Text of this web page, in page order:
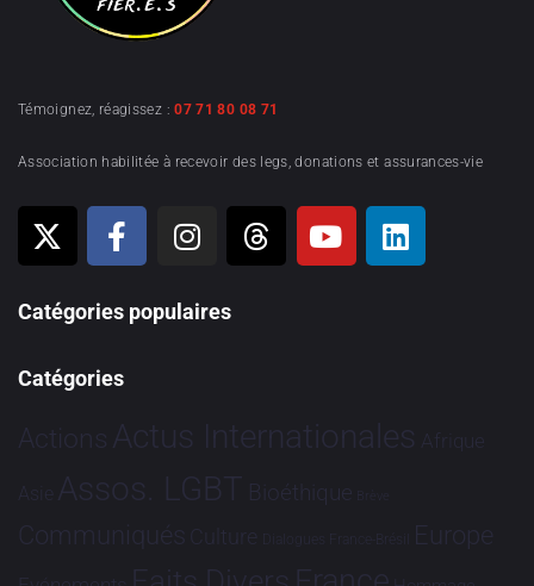
Témoignez, réagissez :07 71 80 08 71
Association habilitée à recevoir des legs, donations et assurances-vie
Catégories populaires
Catégories
Actions Actus Internationales Afrique
Asie Assos. LGBT Bioéthique Brève
Communiqués Culture Dialogues France-Brésil Europe